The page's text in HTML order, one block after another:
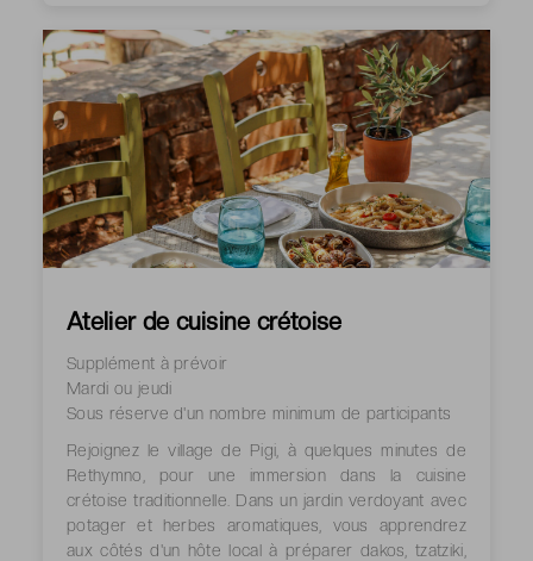
Atelier de cuisine crétoise
Supplément à prévoir
Mardi ou jeudi
Sous réserve d'un nombre minimum de participants
Rejoignez le village de Pigi, à quelques minutes de
Rethymno, pour une immersion dans la cuisine
crétoise traditionnelle. Dans un jardin verdoyant avec
potager et herbes aromatiques, vous apprendrez
aux côtés d'un hôte local à préparer dakos, tzatziki,